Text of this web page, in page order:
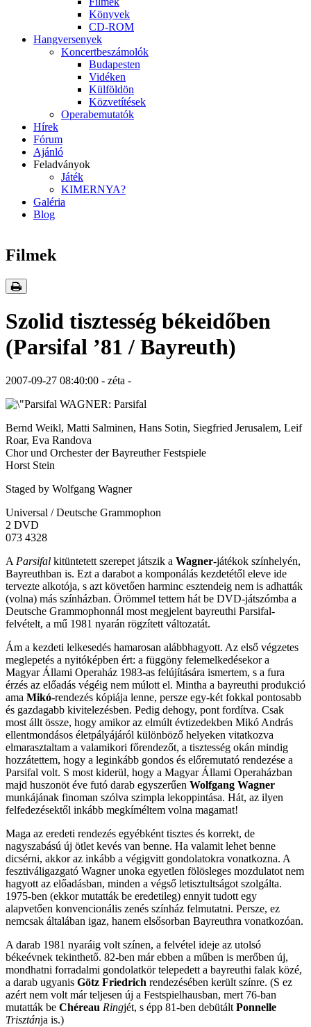
Könyvek
CD-ROM
Hangversenyek
Koncertbeszámolók
Budapesten
Vidéken
Külföldön
Közvetítések
Operabemutatók
Hírek
Fórum
Ajánló
Feladványok
Játék
KIMERNYA?
Galéria
Blog
Filmek
Szolid tisztesség békeidőben
(Parsifal ’81 / Bayreuth)
2007-09-27 08:40:00 - zéta -
WAGNER: Parsifal
Bernd Weikl, Matti Salminen, Hans Sotin, Siegfried Jerusalem, Leif
Roar, Eva Randova
Chor und Orchester der Bayreuther Festspiele
Horst Stein
Staged by Wolfgang Wagner
Universal / Deutsche Grammophon
2 DVD
073 4328
AParsifal kitüntetett szerepet játszik a Wagner-játékok színhelyén,
Bayreuthban is. Ezt a darabot a komponálás kezdetétől eleve ide
tervezte alkotója, s azt követően harminc esztendeig nem is adhatták
(volna) más színházban. Örömmel tettem hát be DVD-játszómba a
Deutsche Grammophonnál most megjelent bayreuthi Parsifal-
felvételt, a mű 1981 nyarán rögzített változatát.
Ám a kezdeti lelkesedés hamarosan alábbhagyott. Az első végzetes
meglepetés a nyitóképben ért: a függöny felemelkedésekor a
Magyar Állami Operaház 1983-as felújítására ismertem, s a fura
érzés az előadás végéig nem múlott el. Mintha a bayreuthi produkció
ama Mikó-rendezés kópiája lenne, persze egy-két fokkal pontosabb
és gazdagabb kivitelezésben. Pedig dehogy, pont fordítva. Csak
most állt össze, hogy amikor az elmúlt évtizedekben Mikó András
ellentmondásos életpályájáról különböző helyeken vitatkozva
elmarasztaltam a valamikori főrendezőt, a tisztesség okán mindig
hozzátettem, hogy a leginkább gondos és előremutató rendezése a
Parsifal volt. S most kiderül, hogy a Magyar Állami Operaházban
majd huszonöt éve futó darab egyszerűen Wolfgang Wagner
munkájának finoman szólva szimpla lekoppintása. Hát, az ilyen
felfedezésektől inkább megkíméltem volna magamat!
Maga az eredeti rendezés egyébként tisztes és korrekt, de
nagyszabású új ötlet kevés van benne. Ha valamit lehet benne
dicsérni, akkor az inkább a végigvitt gondolatokra vonatkozna. A
fesztiváligazgató Wagner unoka egyetlen fölösleges mozdulatot nem
hagyott az előadásban, minden a végső letisztultságot szolgálta.
1975-ben (ekkor mutatták be eredetileg) ennyit tudott egy
alapvetően konvencionális zenés színház felmutatni. Persze, ez
nemcsak általában igaz, hanem elsősorban Bayreuthra vonatkozóan.
A darab 1981 nyaráig volt színen, a felvétel ideje az utolsó
békeévnek tekinthető. 82-ben már ebben a műben is merőben új,
mondhatni forradalmi gondolatkör telepedett a bayreuthi falak közé,
a darab ugyanis Götz Friedrich rendezésében került színre. (S ez
azért nem volt már teljesen új a Festspielhausban, mert 76-ban
mutatták be Chéreau Ringjét, s épp 81-ben debütáltPonnelle
Trisztánja is.)